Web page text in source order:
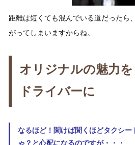
距離は短くても混んでいる道だったら
がってしまいますからね。
オリジナルの魅力
ドライバーに
なるほど！聞けば聞くほどタクシー
ゃ？と心配になるのですが・・・